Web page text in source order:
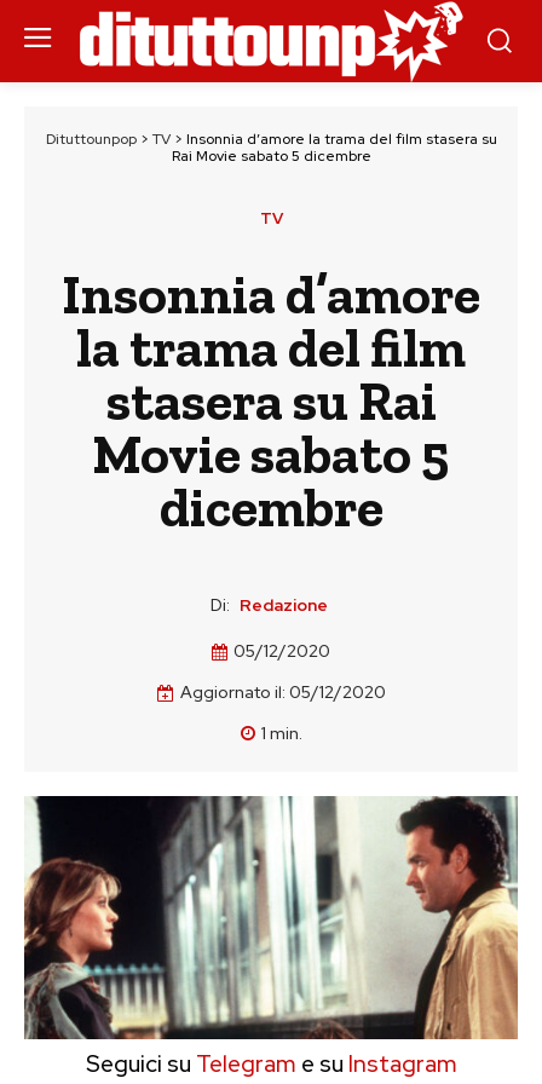
Dituttounpop> TV> Insonnia d’amore la trama del film stasera su
Rai Movie sabato 5 dicembre
TV
Insonnia d’amore
la trama del film
stasera su Rai
Movie sabato 5
dicembre
Di: Redazione
05/12/2020
Aggiornato il: 05/12/2020
1 min.
Seguici su Telegram e su Instagram